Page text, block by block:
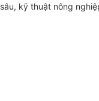
kỹ thuật nông